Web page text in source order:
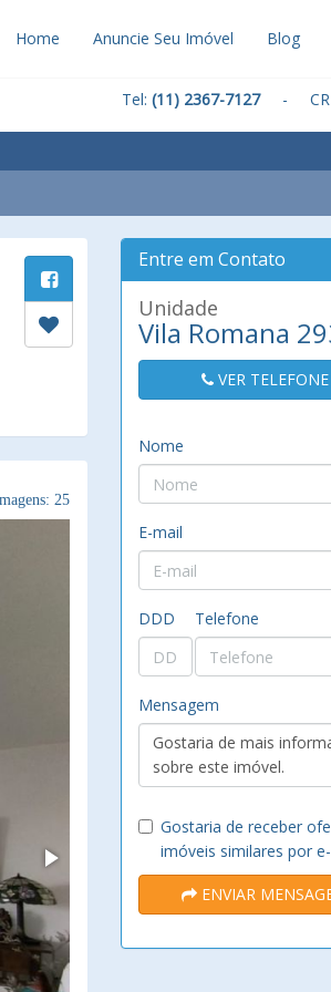
Home Anuncie Seu Imóvel Blog
Tel: (11) 2367-7127-
25
Entre em Contato
Unidade
Vila Romana
VER TELEFONE
Nome
E-mail
DDD Telefone
Mensagem
Gostaria de receber
imóveis similares por
ENVIAR